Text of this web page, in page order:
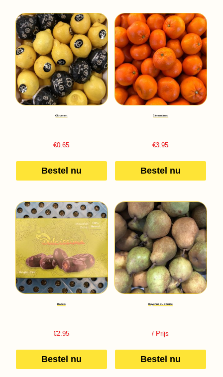
Citroenen
€0.65
Bestel nu
Clementines
€3.95
Bestel nu
Dadels
€2.95
Bestel nu
Doyenne Du Comice
/ Prijs
Bestel nu